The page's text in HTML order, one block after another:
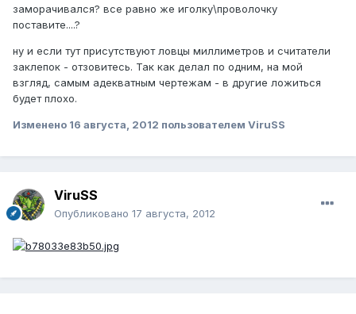
заморачивался? все равно же иголку\проволочку
поставите....?
ну и если тут присутствуют ловцы миллиметров и считатели
заклепок - отзовитесь. Так как делал по одним, на мой
взгляд, самым адекватным чертежам - в другие ложиться
будет плохо.
Изменено 16 августа, 2012 пользователем ViruSS
ViruSS
Опубликовано 17 августа, 2012